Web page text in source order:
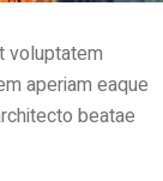
voluptatem
aperiam eaque
beatae